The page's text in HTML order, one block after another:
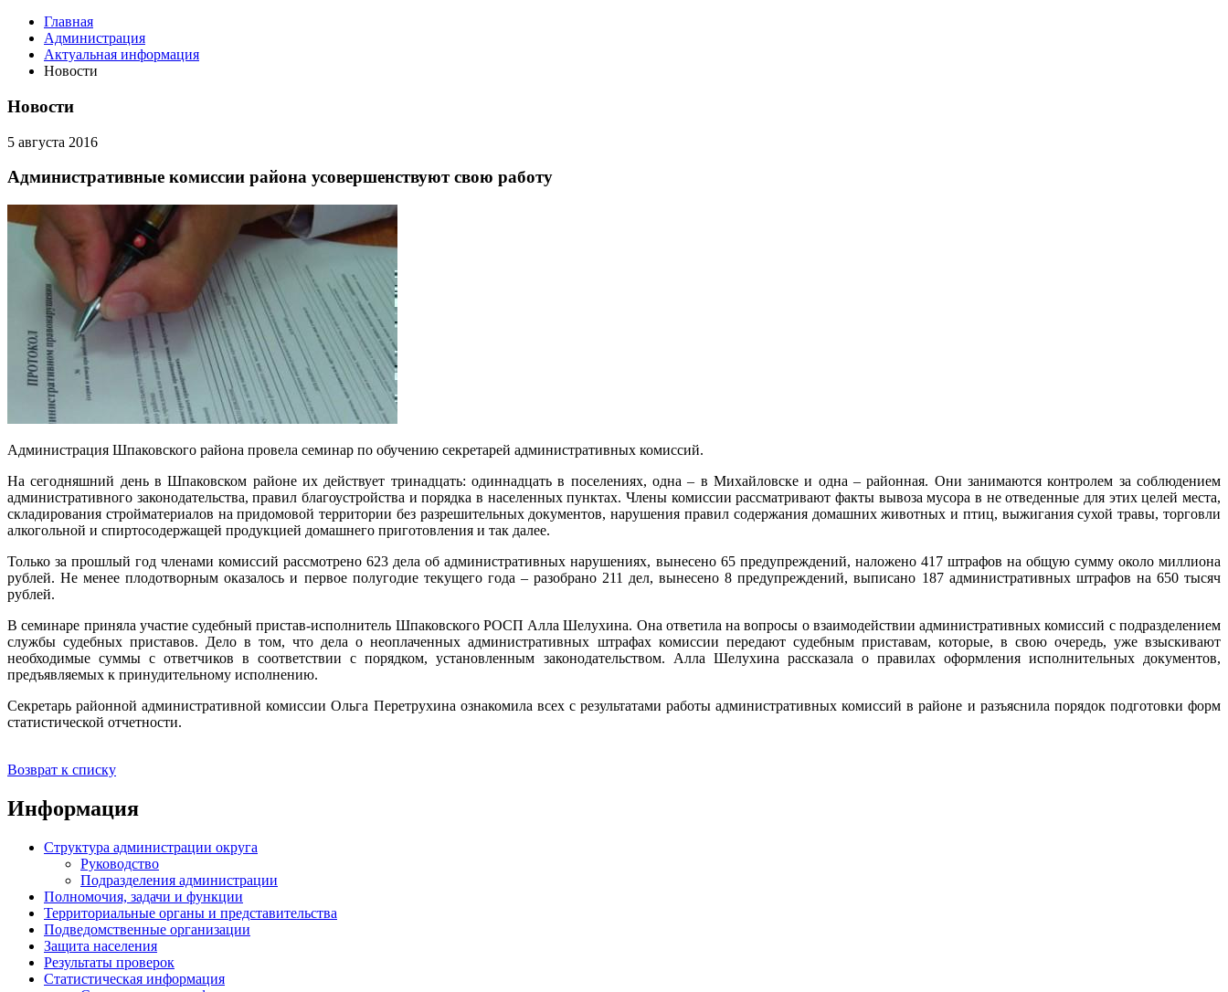
Главная
Администрация
Актуальная информация
Новости
Новости
5 августа 2016
Административные комиссии района усовершенствуют свою работу
Администрация Шпаковского района провела семинар по обучению секретарей административных комиссий.
На сегодняшний день в Шпаковском районе их действует тринадцать: одиннадцать в поселениях, одна – в Михайловске и одна – районная. Они занимаются контролем за соблюдением
административного законодательства, правил благоустройства и порядка в населенных пунктах. Члены комиссии рассматривают факты вывоза мусора в не отведенные для этих целей места,
складирования стройматериалов на придомовой территории без разрешительных документов, нарушения правил содержания домашних животных и птиц, выжигания сухой травы, торговли
алкогольной и спиртосодержащей продукцией домашнего приготовления и так далее.
Только за прошлый год членами комиссий рассмотрено 623 дела об административных нарушениях, вынесено 65 предупреждений, наложено 417 штрафов на общую сумму около миллиона
рублей. Не менее плодотворным оказалось и первое полугодие текущего года – разобрано 211 дел, вынесено 8 предупреждений, выписано 187 административных штрафов на 650 тысяч
рублей.
В семинаре приняла участие судебный пристав-исполнитель Шпаковского РОСП Алла Шелухина. Она ответила на вопросы о взаимодействии административных комиссий с подразделением
службы судебных приставов. Дело в том, что дела о неоплаченных административных штрафах комиссии передают судебным приставам, которые, в свою очередь, уже взыскивают
необходимые суммы с ответчиков в соответствии с порядком, установленным законодательством. Алла Шелухина рассказала о правилах оформления исполнительных документов,
предъявляемых к принудительному исполнению.
Секретарь районной административной комиссии Ольга Перетрухина ознакомила всех с результатами работы административных комиссий в районе и разъяснила порядок подготовки форм
статистической отчетности.
Возврат к списку
Информация
Структура администрации округа
Руководство
Подразделения администрации
Полномочия, задачи и функции
Территориальные органы и представительства
Подведомственные организации
Защита населения
Результаты проверок
Статистическая информация